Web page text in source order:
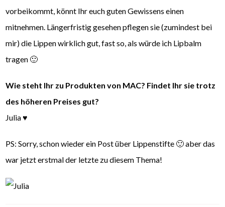
vorbeikommt, könnt Ihr euch guten Gewissens einen
mitnehmen. Längerfristig gesehen pflegen sie (zumindest bei
mir) die Lippen wirklich gut, fast so, als würde ich Lipbalm
tragen 🙂
Wie steht Ihr zu Produkten von MAC? Findet Ihr sie trotz
des höheren Preises gut?
Julia ♥
PS: Sorry, schon wieder ein Post über Lippenstifte 🙂 aber das
war jetzt erstmal der letzte zu diesem Thema!